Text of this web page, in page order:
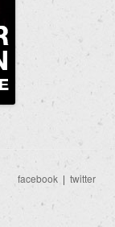
facebook | twitter